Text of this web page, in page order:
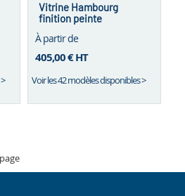
Vitrine Hambourg
finition peinte
À partir de
405,00 €HT
Voir les 42 modèles disponibles >